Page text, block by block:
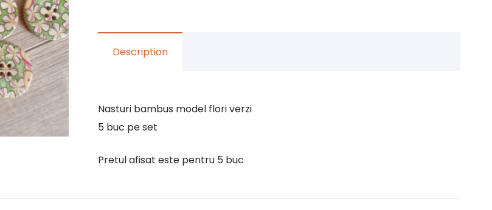
verzi
Description
Nasturi bambus model flori verzi
5 buc pe set
Pretul afisat este pentru 5 buc